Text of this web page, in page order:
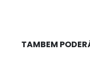
TAMBEM